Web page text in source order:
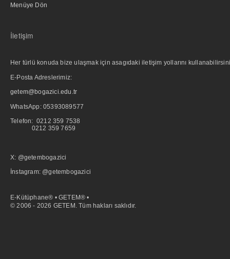
Menüye Dön
İletişim
Her türlü konuda bize ulaşmak için asagıdaki iletişim yollarını
E-Posta Adreslerimiz:
getem@bogazici.edu.tr
WhatsApp: 05393089577
Telefon: 0212 359 7538
0212 359 7659
X: @getembogazici
İnstagram: @getembogazici
E-Kütüphane® • GETEM® •
© 2006 - 2026 GETEM. Tüm hakları saklıdır.